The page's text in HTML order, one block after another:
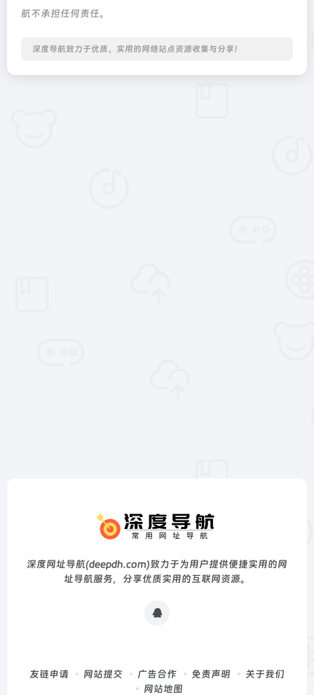
航不承担任何责任。
深度导航致力于优质、实用的网络站点资源收集与分享！
深度网址导航(deepdh.com)致力于为用户提供便捷实用的网
址导航服务，分享优质实用的互联网资源。
友链申请 网站提交 广告合作 免责声明
关于我们
网站地图